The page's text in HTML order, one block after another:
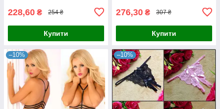
228,60 ₴ 254 ₴
Купити
276,30 ₴ 307 ₴
Купити
–10% –10%